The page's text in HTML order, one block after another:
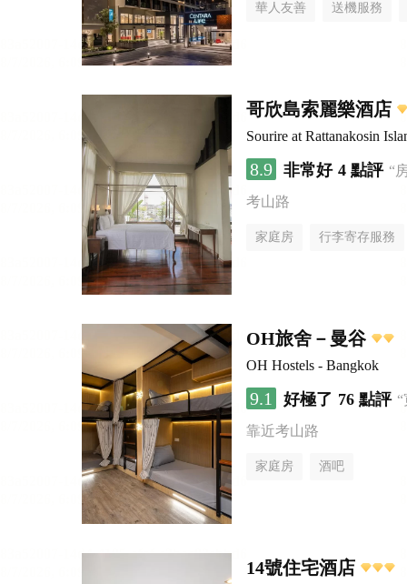
華人友善 送機服務
哥欣島索麗樂酒店
Sourire at Rattanakosin
8.9 非常好 4 點評 “
考山路
家庭房 行李寄存服務
OH旅舍－曼谷
OH Hostels - Bangkok
9.1 好極了 76 點評
靠近考山路
家庭房 酒吧
14號住宅酒店